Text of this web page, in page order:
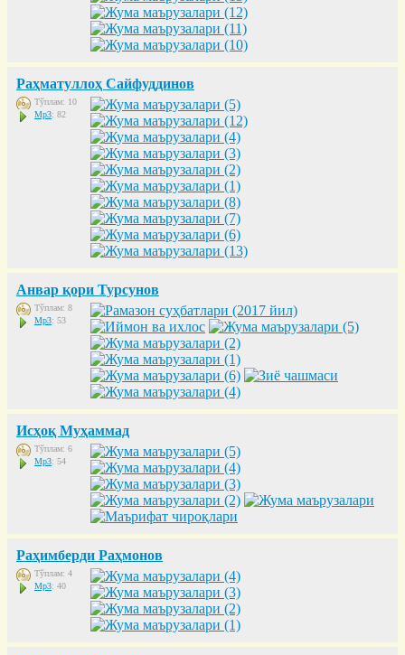
Раҳматуллоҳ Сайфуддинов
Тўплам: 10
Mp3: 82
Анвар қори Турсунов
Тўплам: 8
Mp3: 53
Исҳоқ Муҳаммад
Тўплам: 6
Mp3: 54
Раҳимберди Раҳмонов
Тўплам: 4
Mp3: 40